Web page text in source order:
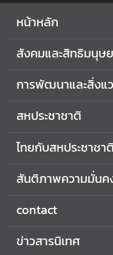
หน้าหลัก
สังคมและสิทธิมนุษ
การพัฒนาและสิ่งแ
สหประชาชาติ
ไทยกับสหประชาชาติ
สันติภาพความมั่นค
contact
ข่าวสารนิเทศ